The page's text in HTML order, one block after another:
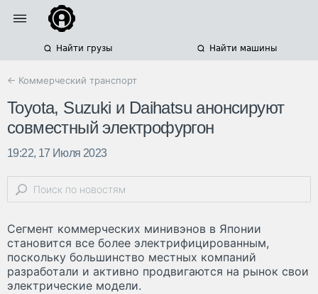
Найти грузы Найти машины
← Коммерческий транспорт
Toyota, Suzuki и Daihatsu анонсируют
совместный электрофургон
19:22, 17 Июля 2023
Сегмент коммерческих минивэнов в Японии
становится все более электрифицированным,
поскольку большинство местных компаний
разработали и активно продвигаются на рынок свои
электрические модели.